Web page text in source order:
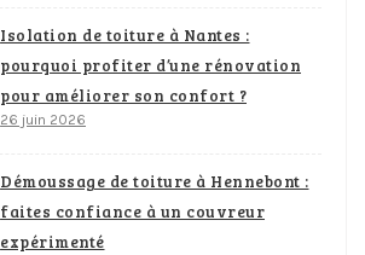
Isolation de toiture à Nantes :
pourquoi profiter d’une rénovation
pour améliorer son confort ?
26 juin 2026
Démoussage de toiture à Hennebont :
faites confiance à un couvreur
expérimenté